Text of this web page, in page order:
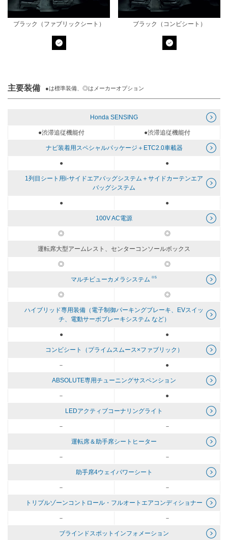
ブラック（ファブリックシート） ブラック（コンビシート）
主要装備 ●は標準装備、◎はメーカーオプション
Honda SENSING
●渋滞追従機能付 ●渋滞追従機能付
ナビ装着用スペシャルパッケージ＋ETC2.0車載器
● ●
1列目シート用i-サイドエアバッグシステム＋サイドカーテンエア
バッグシステム
● ●
100V AC電源
◎ ◎
運転席大型アームレスト、センターコンソールボックス
◎ ◎
マルチビューカメラシステム ※5
◎ ◎
ハイブリッド専用装備（電子制御パーキングブレーキ、EVスイッ
チ、電動サーボブレーキシステム など）
● ●
コンビシート（プライムスムース×ファブリック）
－ ●
ABSOLUTE専用チューニングサスペンション
－ ●
LEDアクティブコーナリングライト
－ －
運転席＆助手席シートヒーター
－ －
助手席4ウェイパワーシート
－ －
トリプルゾーンコントロール・フルオートエアコンディショナー
－ －
ブラインドスポットインフォメーション